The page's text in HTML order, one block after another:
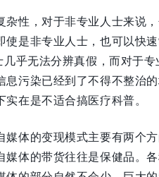
杂性，对于非专业人士来说
使是非专业人士，也可以快
几乎无法分辨真假，而对于
息污染已经到了不得不整治
在是不适合搞医疗科普。
媒体的变现模式主要有两个
媒体的带货往往是保健品。